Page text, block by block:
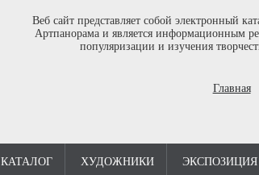
Веб сайт представляет собой электронный
Артпанорама и является информационным
популяризации и изучения
Главная
КАТАЛОГ ХУДОЖНИКИ ЭКСПОЗИЦИЯ